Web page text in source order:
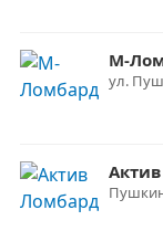
М-
ул.